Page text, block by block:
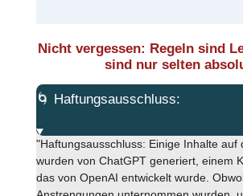
Nicht vergessen: Regeln sind
sind nur selten
🌀 Haftungsausschluss:
"Haftungsausschluss: Einige Inhalte auf
wurden von ChatGPT generiert, einem
das von OpenAI entwickelt wurde.